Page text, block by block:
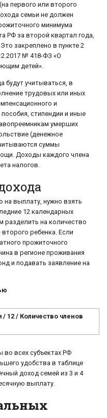
первого или второго
семьи не должен
минимума
РФ за второй квартал года,
закреплено в пункте 2
№ 418-ФЗ «О
детей».
будут учитываться, в
трудовых или иных
и
стипендии и иные
умерших
(денежное
суммы
Доходы каждого члена
налогов.
на выплату, нужно взять
12 календарных
разделить на количество
ребенка. Если
прожиточного
в регионе проживания
и подавать заявление на
12 / Количество членов
всех субъектах РФ
удобства в таблице
доход семей из 3 и 4
выплату.